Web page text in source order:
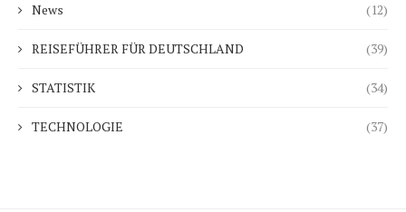
News (12)
REISEFÜHRER FÜR DEUTSCHLAND (39)
STATISTIK (34)
TECHNOLOGIE (37)